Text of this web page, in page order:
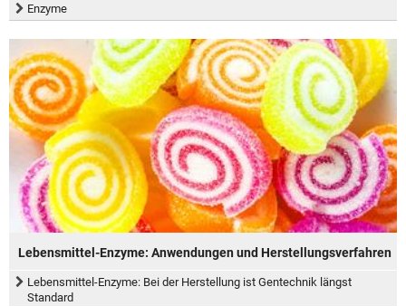
Enzyme
Lebensmittel-Enzyme: Anwendungen und Herstellungsverfahren
Lebensmittel-Enzyme: Bei der Herstellung ist Gentechnik längst
Standard